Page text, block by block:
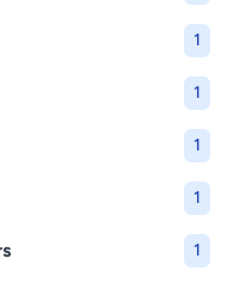
1
1
1
1
1